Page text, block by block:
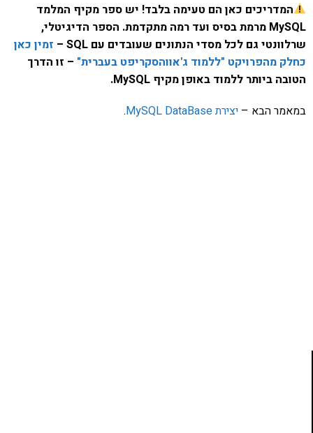
המדריכים כאן הם טעימה בלבד! יש ספר מקיף המלמד
MySQL מרמת בסיס ועד רמה מתקדמת. הספר הדיגיטלי,
שרלוונטי גם לכל מסדי הנתונים שעובדים עם SQL –
זמין כאן
כחלק מהפרויקט "ללמוד ג'אווהסקריפט בעברית" – זו הדרך
הטובה ביותר ללמוד באופן מקיף MySQL.
במאמר הבא – יצירת MySQL DataBase .